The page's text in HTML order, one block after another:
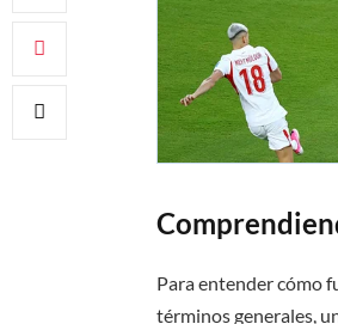
Para entender cómo
términos generales,